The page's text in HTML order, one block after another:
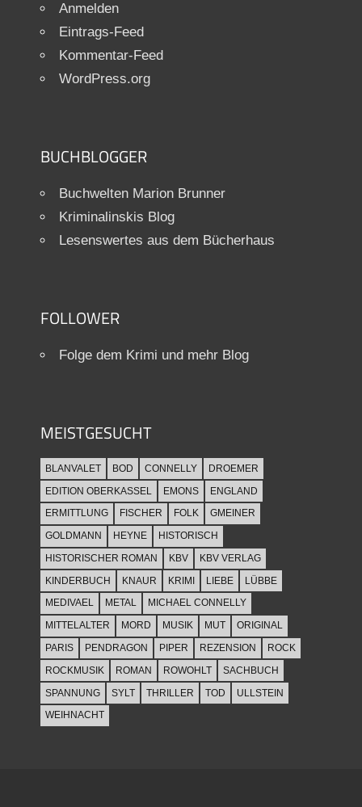
Anmelden
Eintrags-Feed
Kommentar-Feed
WordPress.org
BUCHBLOGGER
Buchwelten Marion Brunner
Kriminalinskis Blog
Lesenswertes aus dem Bücherhaus
FOLLOWER
Folge dem Krimi und mehr Blog
MEISTGESUCHT
BLANVALET BOD CONNELLY
DROEMER
EDITION OBERKASSEL
EMONS
ENGLAND
ERMITTLUNG
FISCHER FOLK
GMEINER
GOLDMANN
HEYNE
HISTORISCH
HISTORISCHER ROMAN
KBV
KBV VERLAG
KINDERBUCH
KNAUR KRIMI LIEBE
LÜBBE
MEDIVAEL
METAL
MICHAEL CONNELLY
MITTELALTER
MORD MUSIK MUT
ORIGINAL
PARIS
PENDRAGON PIPER REZENSION
ROCK
ROCKMUSIK
ROMAN ROWOHLT
SACHBUCH
SPANNUNG
SYLT THRILLER TOD
ULLSTEIN
WEIHNACHT